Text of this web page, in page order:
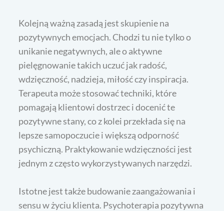
Kolejną ważną zasadą jest skupienie na
pozytywnych emocjach. Chodzi tu nie tylko o
unikanie negatywnych, ale o aktywne
pielęgnowanie takich uczuć jak radość,
wdzięczność, nadzieja, miłość czy inspiracja.
Terapeuta może stosować techniki, które
pomagają klientowi dostrzec i docenić te
pozytywne stany, co z kolei przekłada się na
lepsze samopoczucie i większą odporność
psychiczną. Praktykowanie wdzięczności jest
jednym z często wykorzystywanych narzędzi.
Istotne jest także budowanie zaangażowania i
sensu w życiu klienta. Psychoterapia pozytywna